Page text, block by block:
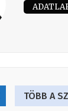
TÖBB A